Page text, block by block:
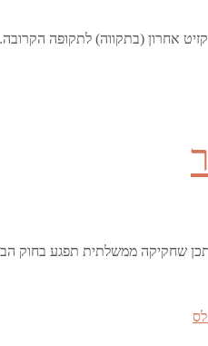
אחרון (בתקווה) לתקופה
שחקיקה ממשלתית תפגע בחוק